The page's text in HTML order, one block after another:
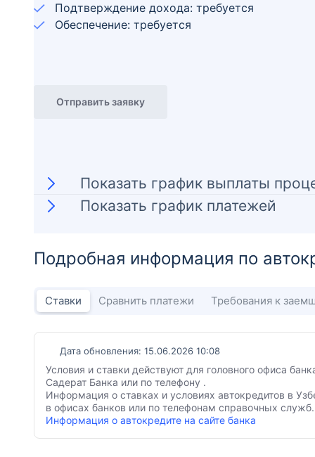
Подтверждение дохода: требуется
Обеспечение: требуется
Отправить заявку
Показать график выплаты
Показать график платежей
Подробная информация по
Ставки Сравнить платежи Требования к
Дата обновления: 15.06.2026 10:08
Условия и ставки действуют для головного офиса
Садерат Банка или по телефону .
Информация о ставках и условиях автокредитов в
в офисах банков или по телефонам справочных служб.
Информация о автокредите на сайте банка